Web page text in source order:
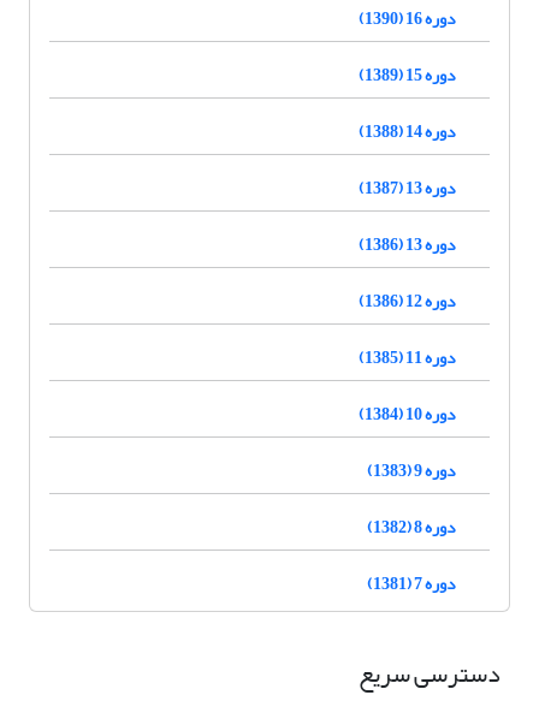
دوره 16 (1390)
دوره 15 (1389)
دوره 14 (1388)
دوره 13 (1387)
دوره 13 (1386)
دوره 12 (1386)
دوره 11 (1385)
دوره 10 (1384)
دوره 9 (1383)
دوره 8 (1382)
دوره 7 (1381)
دسترسی سریع